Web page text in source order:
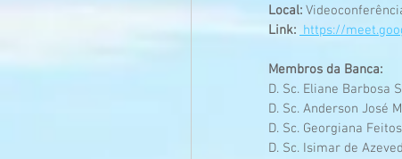
Local:
Link: https://
Membros da Banca:
D. Sc. Eliane Barbosa
D. Sc. Anderson José
D. Sc. Georgiana
D. Sc. Isimar de